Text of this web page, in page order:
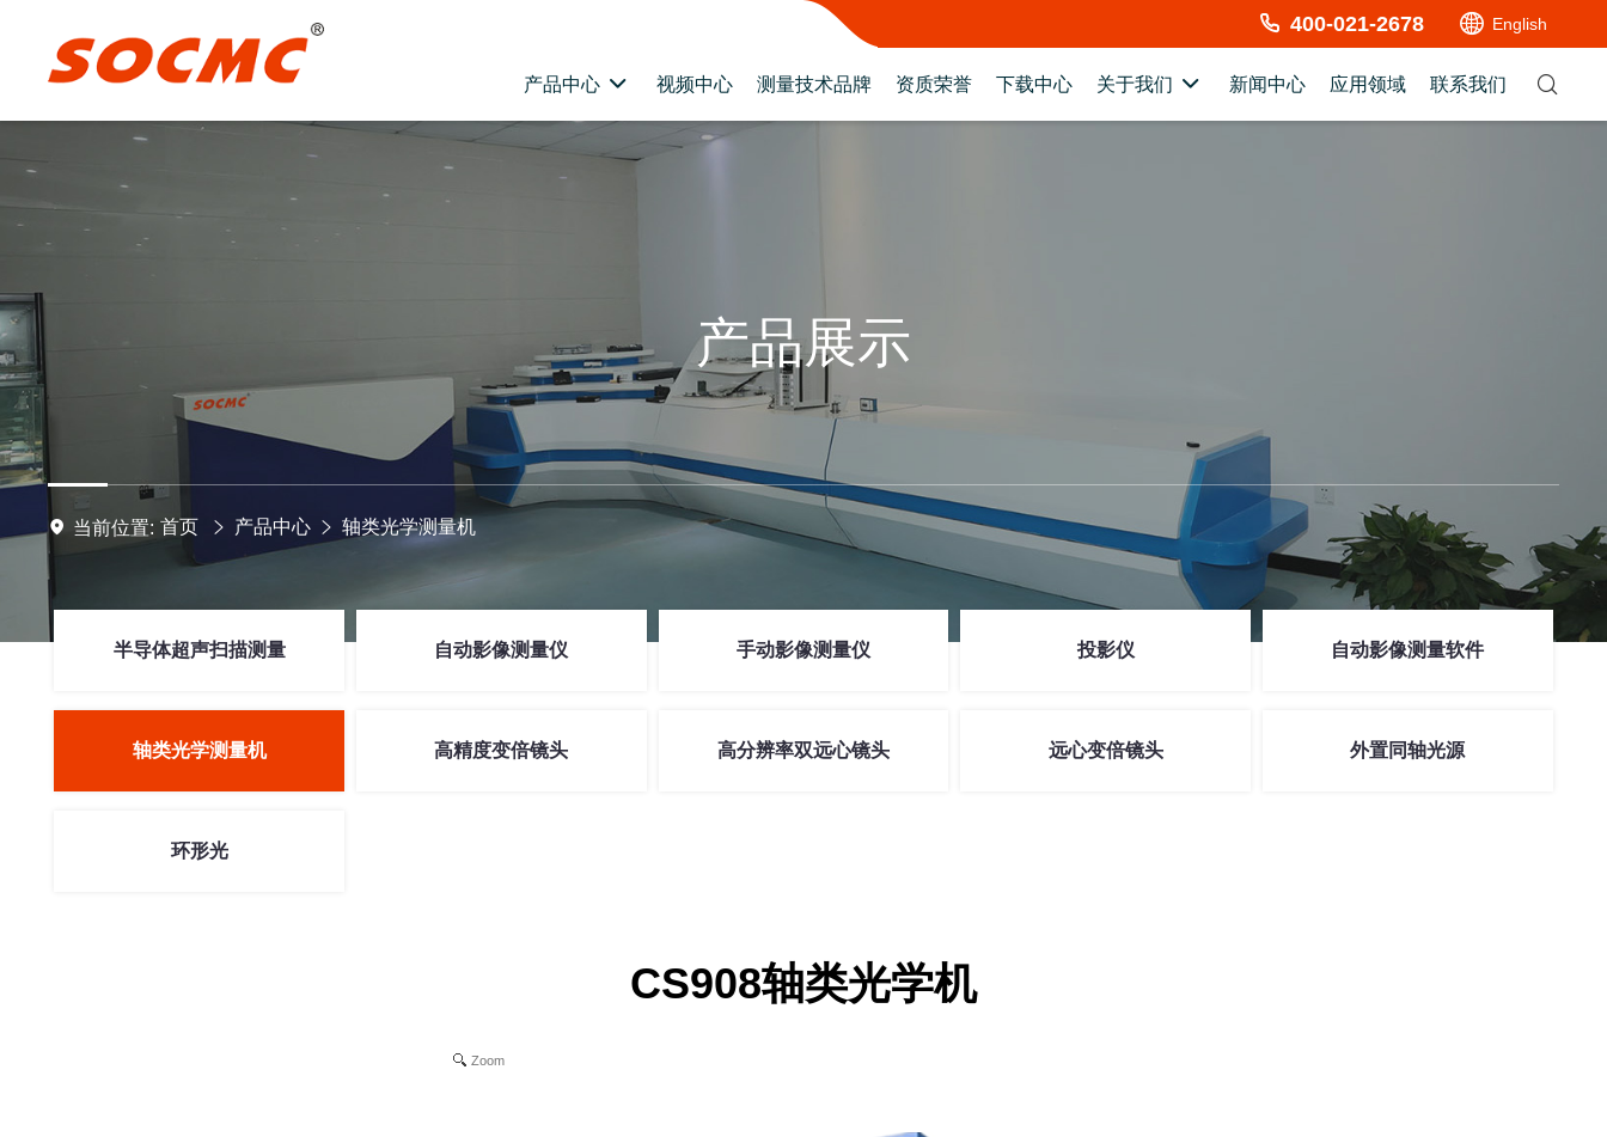
400-021-2678 English
产品中心 视频中心 测量技术品牌 资质荣誉 下载中心 关于我们 新闻中心 应用领域 联系我们
产品展示
当前位置: 首页 产品中心 轴类光学测量机
半导体超声扫描测量 自动影像测量仪 手动影像测量仪 投影仪 自动影像测量软件
轴类光学测量机 高精度变倍镜头 高分辨率双远心镜头 远心变倍镜头 外置同轴光源
环形光
CS908轴类光学机
Zoom